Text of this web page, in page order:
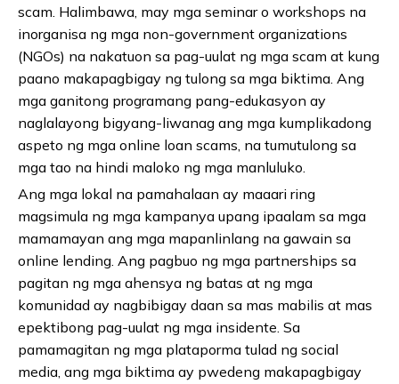
scam. Halimbawa, may mga seminar o workshops na
inorganisa ng mga non-government organizations
(NGOs) na nakatuon sa pag-uulat ng mga scam at kung
paano makapagbigay ng tulong sa mga biktima. Ang
mga ganitong programang pang-edukasyon ay
naglalayong bigyang-liwanag ang mga kumplikadong
aspeto ng mga online loan scams, na tumutulong sa
mga tao na hindi maloko ng mga manluluko.
Ang mga lokal na pamahalaan ay maaari ring
magsimula ng mga kampanya upang ipaalam sa mga
mamamayan ang mga mapanlinlang na gawain sa
online lending. Ang pagbuo ng mga partnerships sa
pagitan ng mga ahensya ng batas at ng mga
komunidad ay nagbibigay daan sa mas mabilis at mas
epektibong pag-uulat ng mga insidente. Sa
pamamagitan ng mga plataporma tulad ng social
media, ang mga biktima ay pwedeng makapagbigay